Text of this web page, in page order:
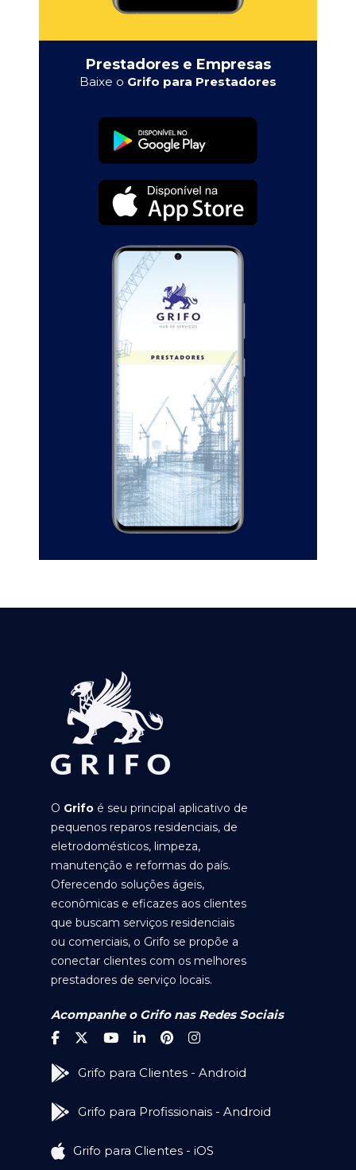
Prestadores e Empresas
Baixe o Grifo para Prestadores
O Grifo é seu principal aplicativo de
pequenos reparos residenciais, de
eletrodomésticos, limpeza,
manutenção e reformas do país.
Oferecendo soluções ágeis,
econômicas e eficazes aos clientes
que buscam serviços residenciais
ou comerciais, o Grifo se propõe a
conectar clientes com os melhores
prestadores de serviço locais.
Acompanhe o Grifo nas Redes Sociais
Grifo para Clientes - Android
Grifo para Profissionais - Android
Grifo para Clientes - iOS